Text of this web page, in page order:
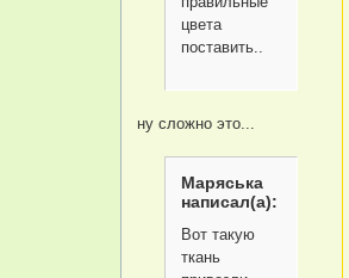
цвета
поставить..
ну сложно это...
Маряська
написал(а):
Вот такую
ткань